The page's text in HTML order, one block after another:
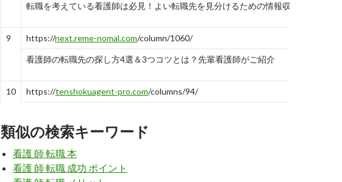
転職を考えている看護師は必見！よい転職先を見分けるための情報収集 ...
9 https://next.reme-nomal.com/column/1060/
看護師の転職先の探し方4選＆3つコツとは？先輩看護師がご紹介
10 https://tenshokuagent-pro.com/columns/94/
看護師が転職で迷いが出る理由は何？迷わずに転職する方法を教えます！
類似の検索キーワード
看護 師 転職 本
看護 師 転職 成功 ポイント